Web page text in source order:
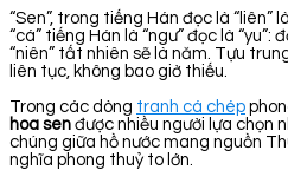
“Sen”, trong tiếng Hán đọc là “liên”
“cá” tiếng Hán là “ngư” đọc là “yu”:
“niên” tất nhiên sẽ là năm. Tựu
liên tục, không bao giờ thiếu.
Trong các dòng tranh cá chép
hoa sen được nhiều người lựa chọn
chúng giữa hồ nước mang nguồn
nghĩa phong thuỷ to lớn.